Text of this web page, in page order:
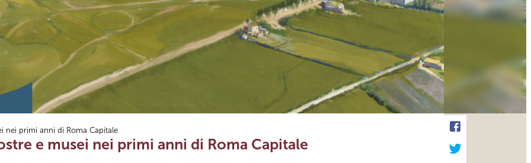
nei primi anni di Roma Capitale
e musei nei primi anni di Roma Capitale